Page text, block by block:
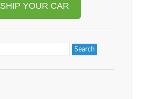
SHIP YOUR CAR
Search